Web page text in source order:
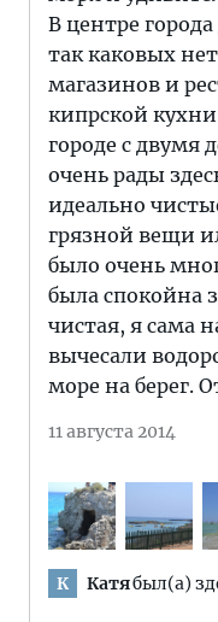
В центре
так каковых
магазинов и
кипрской
городе с двумя
очень рады
идеально
грязной вещи
было очень
была спокойна
чистая, я сама
вычесали
море на берег.
11 августа 2014
К Катябыл(а)